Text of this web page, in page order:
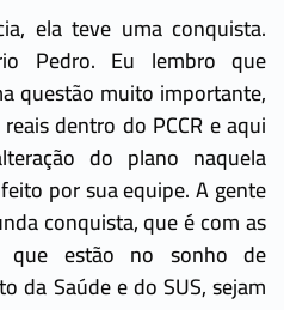
ela teve uma conquista.
Pedro. Eu lembro que
questão muito importante,
dentro do PCCR e aqui
do plano naquela
por sua equipe. A gente
conquista, que é com as
que estão no sonho de
da Saúde e do SUS, sejam